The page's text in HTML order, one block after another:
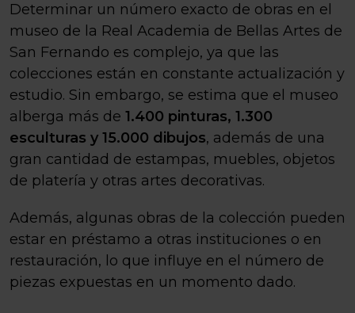
Determinar un número exacto de obras en el
museo de la Real Academia de Bellas Artes de
San Fernando es complejo, ya que las
colecciones están en constante actualización y
estudio. Sin embargo, se estima que el museo
alberga más de 1.400 pinturas, 1.300
esculturas y 15.000 dibujos, además de una
gran cantidad de estampas, muebles, objetos
de platería y otras artes decorativas.
Además, algunas obras de la colección pueden
estar en préstamo a otras instituciones o en
restauración, lo que influye en el número de
piezas expuestas en un momento dado.